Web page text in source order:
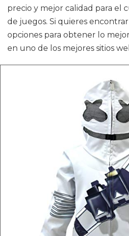
precio y mejor calidad para el
de juegos. Si quieres
opciones para obtener lo
en uno de los mejores sitios